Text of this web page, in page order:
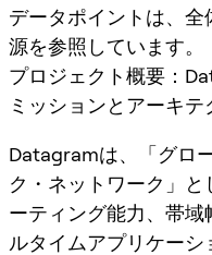
データポイントは、
源を参照しています。
プロジェクト概要：
ミッションとアーキテ
Datagramは、「グロ
ク・ネットワーク」と
ーティング能力、帯
ルタイムアプリケー